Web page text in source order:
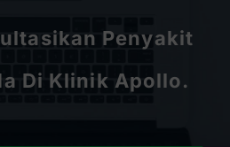
Penyakit
Di Klinik Apollo.